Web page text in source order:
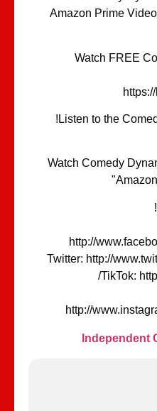
Amazon
Watch
Listen to
Watch
http://
Twitter: http://
http://